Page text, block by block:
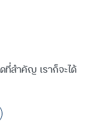
สำคัญ เราก็จะได้